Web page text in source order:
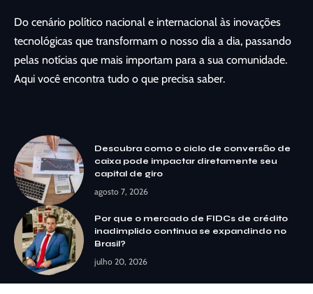
Do cenário político nacional e internacional às inovações
tecnológicas que transformam o nosso dia a dia, passando
pelas notícias que mais importam para a sua comunidade.
Aqui você encontra tudo o que precisa saber.
Descubra como o ciclo de conversão de
caixa pode impactar diretamente seu
capital de giro
agosto 7, 2026
Por que o mercado de FIDCs de crédito
inadimplido continua se expandindo no
Brasil?
julho 20, 2026